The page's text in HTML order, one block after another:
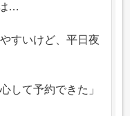
…
すいけど、平日夜
して予約できた」